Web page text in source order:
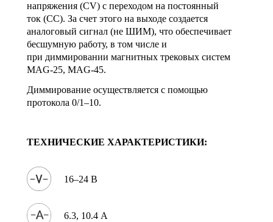
напряжения (CV) с переходом на постоянный
ток (CC). За счет этого на выходе создается
аналоговый сигнал (не ШИМ), что обеспечивает
бесшумную работу, в том числе и
при диммировании магнитных трековых систем
MAG-25, MAG-45.
Диммирование осуществляется с помощью
протокола 0/1–10.
ТЕХНИЧЕСКИЕ ХАРАКТЕРИСТИКИ:
16–24 В
6.3, 10.4 А